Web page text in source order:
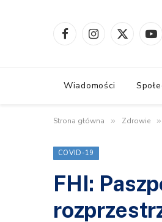
FacebookInstagram
X
Wiadomości
Strona główna » Zdrowie »
COVID-19
FHI: